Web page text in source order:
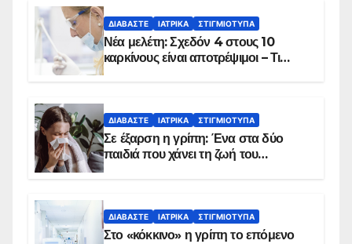
ΔΙΑΒΆΣΤΕ ΙΑΤΡΙΚΆ ΣΤΙΓΜΙΌΤΥΠΑ
Νέα μελέτη: Σχεδόν 4 στους 10
καρκίνους είναι αποτρέψιμοι – Τι
ΔΙΑΒΆΣΤΕ ΙΑΤΡΙΚΆ ΣΤΙΓΜΙΌΤΥΠΑ
Σε έξαρση η γρίπη: Ένα στα δύο
παιδιά που χάνει τη ζωή του
ΔΙΑΒΆΣΤΕ ΙΑΤΡΙΚΆ ΣΤΙΓΜΙΌΤΥΠΑ
Στο «κόκκινο» η γρίπη το επόμενο